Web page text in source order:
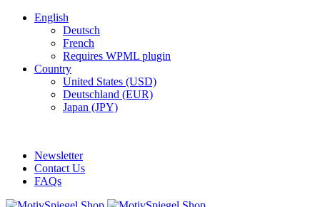
English
Deutsch
French
Requires WPML plugin
Country
United States (USD)
Deutschland (EUR)
Japan (JPY)
Newsletter
Contact Us
FAQs